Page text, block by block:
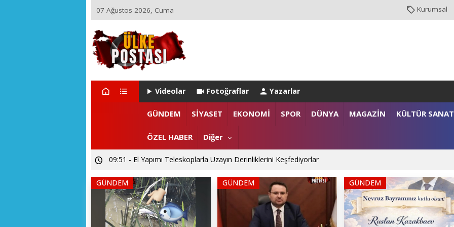
07 Ağustos 2026, Cuma Kurumsal
Videolar Fotoğraflar Yazarlar
GÜNDEM SİYASET EKONOMİ SPOR DÜNYA MAGAZİN KÜLTÜR SANAT
ÖZEL HABER Diğer
21:17 - Ülke Postası’ndan Sağlık Bakanlığı’na Üst Düzey Ziyaret
14:26 - Akarslanlar Tur’dan şehit ve gazi ailelerine anlamlı destek
09:51 - El Yapımı Teleskoplarla Uzayın Derinliklerini Keşfediyorlar
GÜNDEM GÜNDEM GÜNDEM